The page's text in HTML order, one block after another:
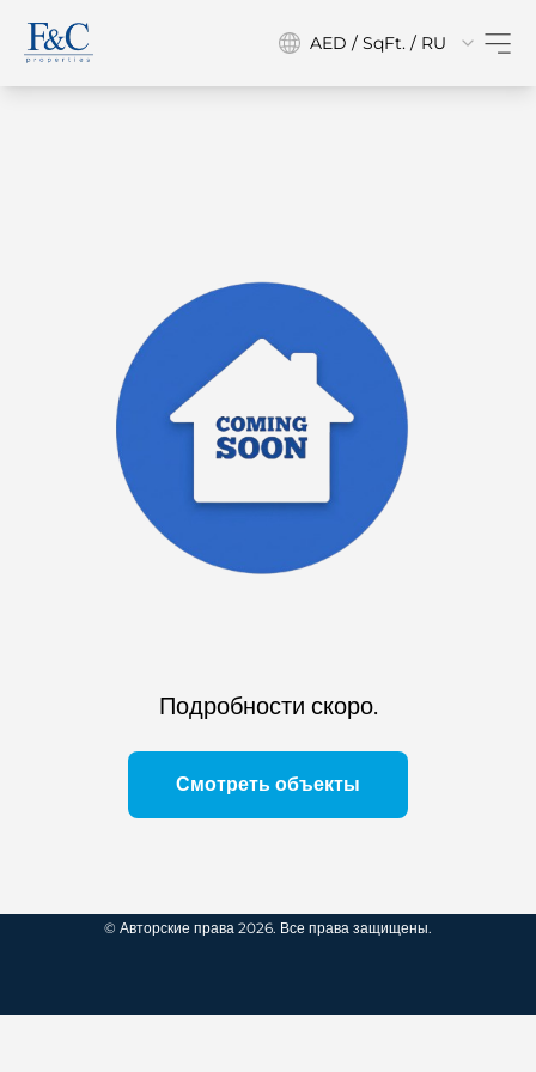
AED / SqFt. / RU
Подробности скоро.
Смотреть объекты
© Авторские права 2026. Все права защищены.